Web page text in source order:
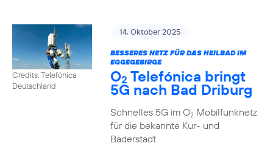
Credits: Telefónica
Deutschland
14. Oktober 2025
BESSERES NETZ FÜR DAS HEILBAD IM
EGGEGEBIRGE
O2 Telefónica bringt
5G nach Bad Driburg
Schnelles 5G im O2Mobilfunknetz
für die bekannte Kur- und
Bäderstadt